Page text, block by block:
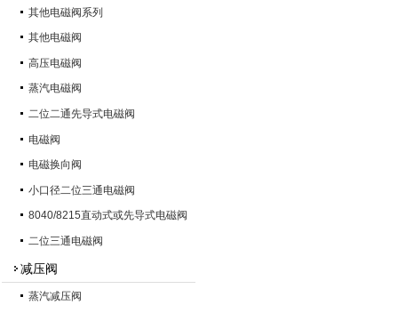
其他电磁阀系列
其他电磁阀
高压电磁阀
蒸汽电磁阀
二位二通先导式电磁阀
电磁阀
电磁换向阀
小口径二位三通电磁阀
8040/8215直动式或先导式电磁阀
二位三通电磁阀
减压阀
蒸汽减压阀